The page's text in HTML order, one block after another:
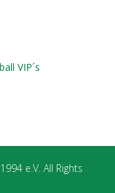
VIP´s
e.V. All Rights